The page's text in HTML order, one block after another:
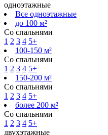
одноэтажные
Все одноэтажные
до 100 м²
Со спальнями
1 2 3 4 5+
100-150 м²
Со спальнями
1 2 3 4 5+
150-200 м²
Со спальнями
1 2 3 4 5+
более 200 м²
Со спальнями
1 2 3 4 5+
двухэтажные